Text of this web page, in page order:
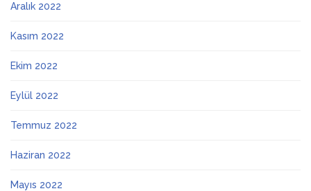
Aralık 2022
Kasım 2022
Ekim 2022
Eylül 2022
Temmuz 2022
Haziran 2022
Mayıs 2022